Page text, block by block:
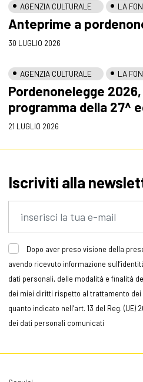
AGENZIA CULTURALE LA
Anteprime a
30 LUGLIO 2026
AGENZIA CULTURALE LA
Pordenonelegge
programma della 27^
21 LUGLIO 2026
Iscriviti alla
Dopo aver preso visione della
avendo ricevuto informazione
dati personali, delle modalità e finalità
dei miei diritti rispetto al trattamento
quanto indicato nell’art. 13 del Reg.
dei dati personali comunicati